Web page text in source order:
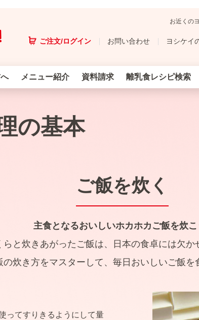
お近くの
ご注文/ログイン お問い合わせ ヨシケイ
メニュー紹介 資料請求 離乳食レシピ検索
の基本
ご飯を炊く
主食となるおいしいホカホカご飯を炊こ
らと炊きあがったご飯は、日本の食卓には欠か
の炊き方をマスターして、毎日おいしいご飯を
ってすりきるようにして量